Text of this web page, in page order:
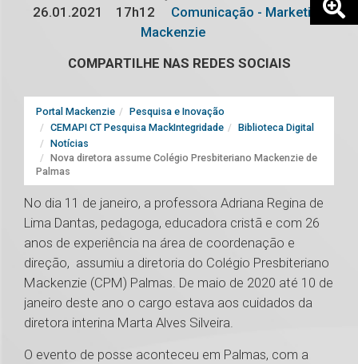
26.01.2021
17h12
Comunicação - Marketing
Mackenzie
COMPARTILHE NAS REDES SOCIAIS
Portal Mackenzie
Pesquisa e Inovação
CEMAPI CT Pesquisa MackIntegridade
Biblioteca Digital
Notícias
Nova diretora assume Colégio Presbiteriano Mackenzie de
Palmas
No dia 11 de janeiro, a professora Adriana Regina de
Lima Dantas, pedagoga, educadora cristã e com 26
anos de experiência na área de coordenação e
direção, assumiu a diretoria do Colégio Presbiteriano
Mackenzie (CPM) Palmas. De maio de 2020 até 10 de
janeiro deste ano o cargo estava aos cuidados da
diretora interina Marta Alves Silveira.
O evento de posse aconteceu em Palmas, com a